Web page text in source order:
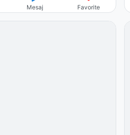
Mesaj Favorite